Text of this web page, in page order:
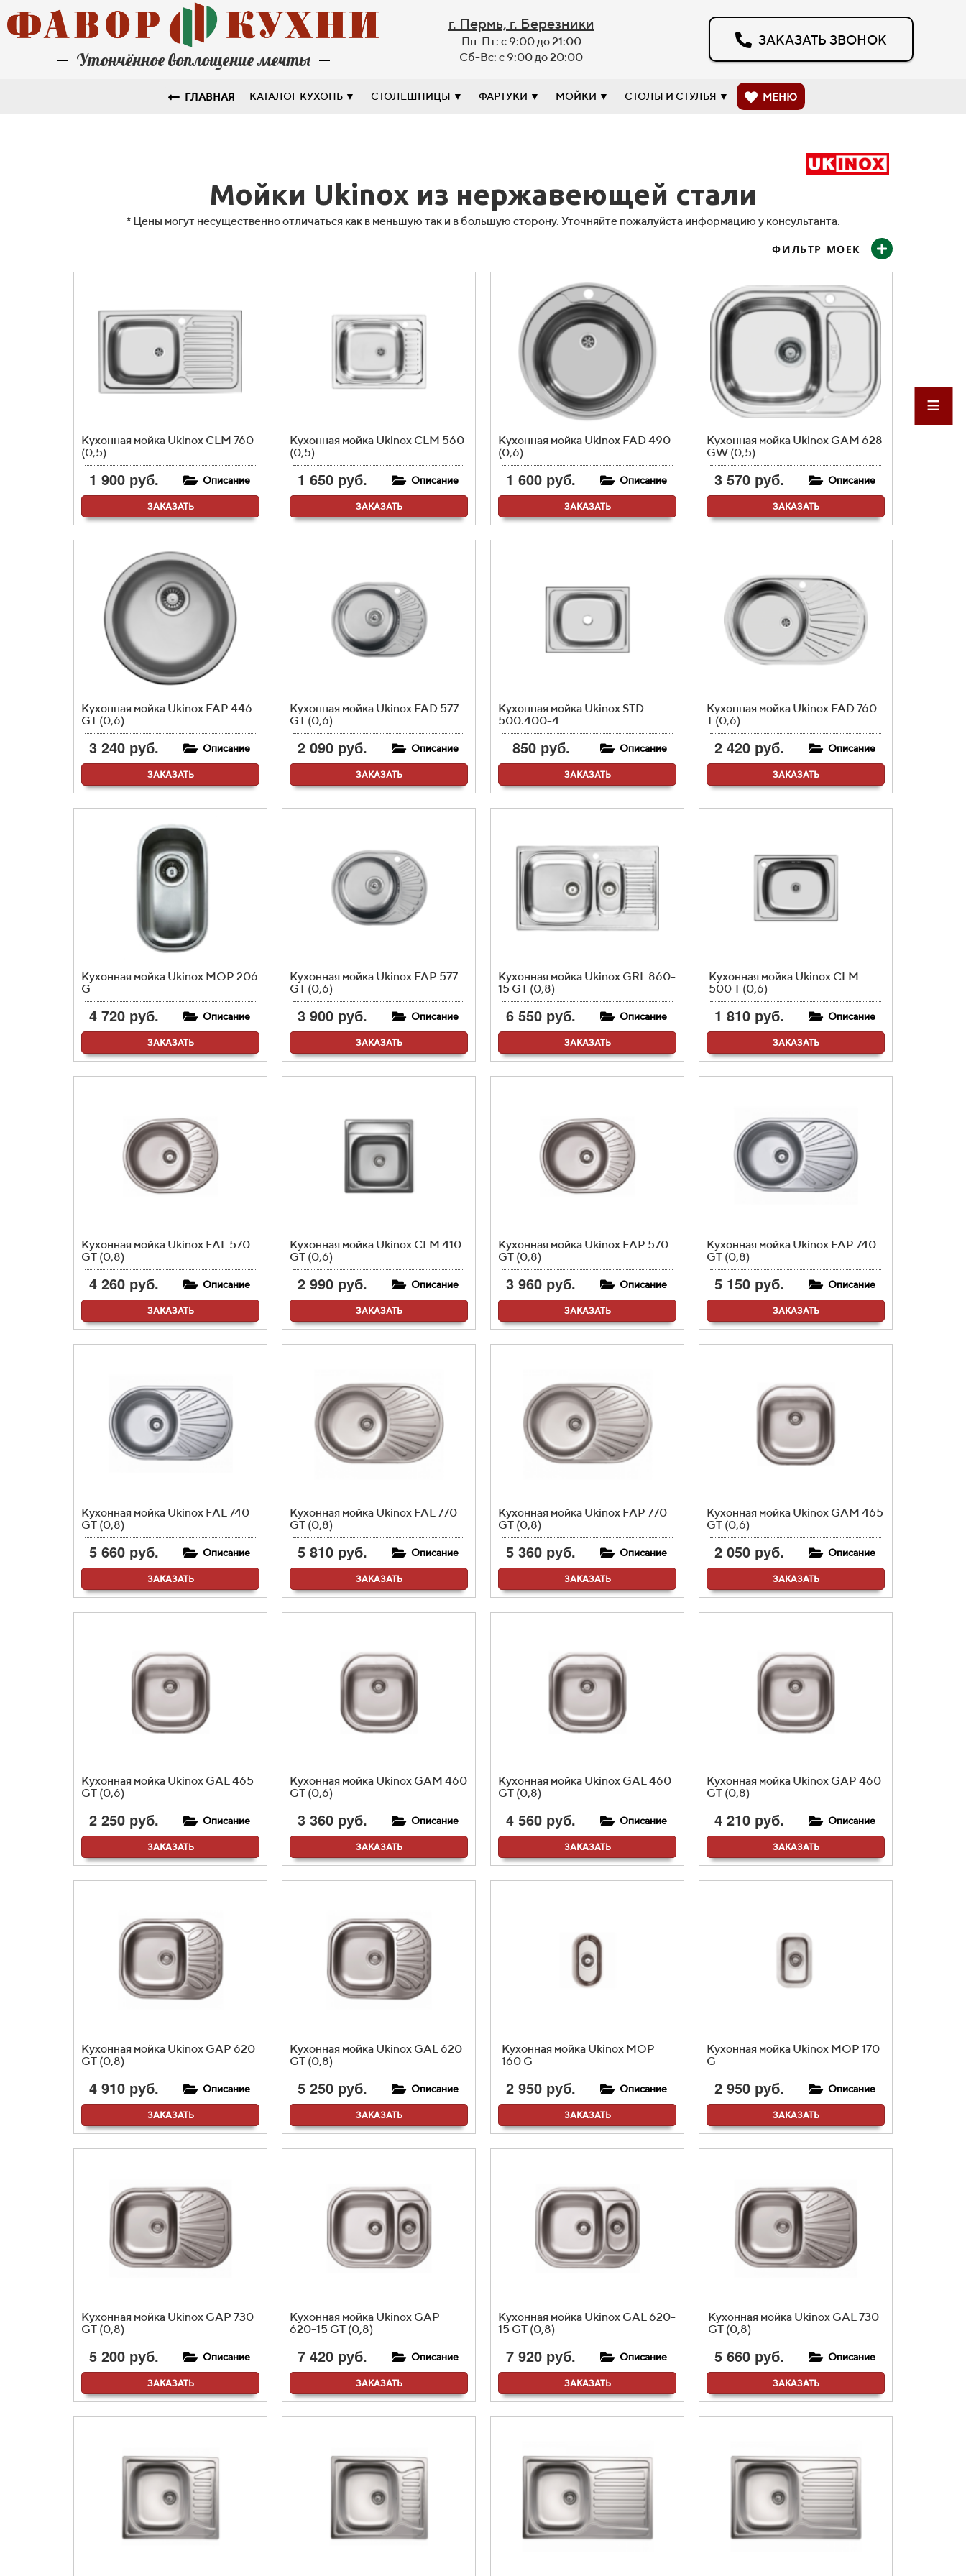
Утончённое воплощение мечты
г. Пермь, г. Березники
Пн-Пт: с 9:00 до 21:00
Сб-Вс: с 9:00 до 20:00
ЗАКАЗАТЬ ЗВОНОК
ГЛАВНАЯ КАТАЛОГ КУХОНЬ СТОЛЕШНИЦЫ ФАРТУКИ МОЙКИ СТОЛЫ И СТУЛЬЯ МЕНЮ
Мойки Ukinox из нержавеющей стали
* Цены могут несущественно отличаться как в меньшую так и в большую сторону. Уточняйте пожалуйста информацию у консультанта.
ФИЛЬТР МОЕК
Кухонная мойка Ukinox CLM 760
(0,5)
1 900 руб. Описание
ЗАКАЗАТЬ
Кухонная мойка Ukinox CLM 560
(0,5)
1 650 руб. Описание
ЗАКАЗАТЬ
Кухонная мойка Ukinox FAD 490
(0,6)
1 600 руб. Описание
ЗАКАЗАТЬ
Кухонная мойка Ukinox GAM 628
GW (0,5)
3 570 руб. Описание
ЗАКАЗАТЬ
Кухонная мойка Ukinox FAP 446
GT (0,6)
3 240 руб. Описание
ЗАКАЗАТЬ
Кухонная мойка Ukinox FAD 577
GT (0,6)
2 090 руб. Описание
ЗАКАЗАТЬ
Кухонная мойка Ukinox STD
500.400-4
850 руб. Описание
ЗАКАЗАТЬ
Кухонная мойка Ukinox FAD 760
T (0,6)
2 420 руб. Описание
ЗАКАЗАТЬ
Кухонная мойка Ukinox MOP 206
G
4 720 руб. Описание
ЗАКАЗАТЬ
Кухонная мойка Ukinox FAP 577
GT (0,6)
3 900 руб. Описание
ЗАКАЗАТЬ
Кухонная мойка Ukinox GRL 860-
15 GT (0,8)
6 550 руб. Описание
ЗАКАЗАТЬ
Кухонная мойка Ukinox CLM
500 T (0,6)
1 810 руб. Описание
ЗАКАЗАТЬ
Кухонная мойка Ukinox FAL 570
GT (0,8)
4 260 руб. Описание
ЗАКАЗАТЬ
Кухонная мойка Ukinox CLM 410
GT (0,6)
2 990 руб. Описание
ЗАКАЗАТЬ
Кухонная мойка Ukinox FAP 570
GT (0,8)
3 960 руб. Описание
ЗАКАЗАТЬ
Кухонная мойка Ukinox FAP 740
GT (0,8)
5 150 руб. Описание
ЗАКАЗАТЬ
Кухонная мойка Ukinox FAL 740
GT (0,8)
5 660 руб. Описание
ЗАКАЗАТЬ
Кухонная мойка Ukinox FAL 770
GT (0,8)
5 810 руб. Описание
ЗАКАЗАТЬ
Кухонная мойка Ukinox FAP 770
GT (0,8)
5 360 руб. Описание
ЗАКАЗАТЬ
Кухонная мойка Ukinox GAM 465
GT (0,6)
2 050 руб. Описание
ЗАКАЗАТЬ
Кухонная мойка Ukinox GAL 465
GT (0,6)
2 250 руб. Описание
ЗАКАЗАТЬ
Кухонная мойка Ukinox GAM 460
GT (0,6)
3 360 руб. Описание
ЗАКАЗАТЬ
Кухонная мойка Ukinox GAL 460
GT (0,8)
4 560 руб. Описание
ЗАКАЗАТЬ
Кухонная мойка Ukinox GAP 460
GT (0,8)
4 210 руб. Описание
ЗАКАЗАТЬ
Кухонная мойка Ukinox GAP 620
GT (0,8)
4 910 руб. Описание
ЗАКАЗАТЬ
Кухонная мойка Ukinox GAL 620
GT (0,8)
5 250 руб. Описание
ЗАКАЗАТЬ
Кухонная мойка Ukinox MOP
160 G
2 950 руб. Описание
ЗАКАЗАТЬ
Кухонная мойка Ukinox MOP 170
G
2 950 руб. Описание
ЗАКАЗАТЬ
Кухонная мойка Ukinox GAP 730
GT (0,8)
5 200 руб. Описание
ЗАКАЗАТЬ
Кухонная мойка Ukinox GAP
620-15 GT (0,8)
7 420 руб. Описание
ЗАКАЗАТЬ
Кухонная мойка Ukinox GAL 620-
15 GT (0,8)
7 920 руб. Описание
ЗАКАЗАТЬ
Кухонная мойка Ukinox GAL 730
GT (0,8)
5 660 руб. Описание
ЗАКАЗАТЬ